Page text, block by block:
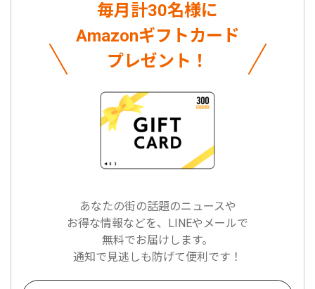
毎月計30名様に
Amazonギフトカード
プレゼント！
あなたの街の話題のニュースや
お得な情報などを、LINEやメールで
無料でお届けします。
通知で見逃しも防げて便利です！